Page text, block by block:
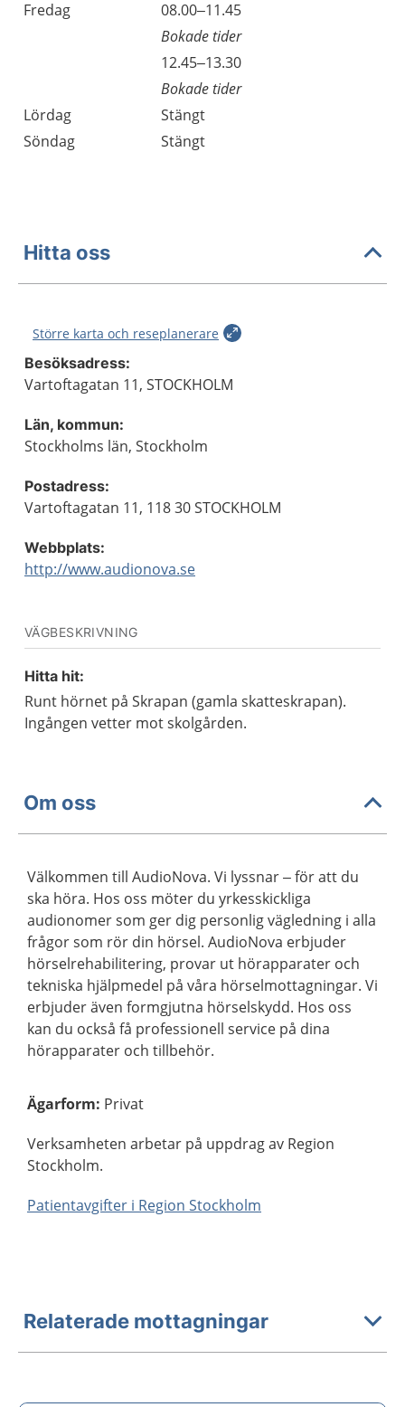
Fredag
08.00–11.45
Bokade tider
12.45–13.30
Bokade tider
Lördag
Stängt
Söndag
Stängt
Hitta oss
Större karta och reseplanerare
Besöksadress:
Vartoftagatan 11, STOCKHOLM
Län, kommun:
Stockholms län, Stockholm
Postadress:
Vartoftagatan 11, 118 30 STOCKHOLM
Webbplats:
http://www.audionova.se
VÄGBESKRIVNING
Hitta hit:
Runt hörnet på Skrapan (gamla skatteskrapan).
Ingången vetter mot skolgården.
Om oss
Välkommen till AudioNova. Vi lyssnar – för att du
ska höra. Hos oss möter du yrkesskickliga
audionomer som ger dig personlig vägledning i alla
frågor som rör din hörsel. AudioNova erbjuder
hörselrehabilitering, provar ut hörapparater och
tekniska hjälpmedel på våra hörselmottagningar. Vi
erbjuder även formgjutna hörselskydd. Hos oss
kan du också få professionell service på dina
hörapparater och tillbehör.
Ägarform: Privat
Verksamheten arbetar på uppdrag av Region
Stockholm.
Patientavgifter i Region Stockholm
Relaterade mottagningar